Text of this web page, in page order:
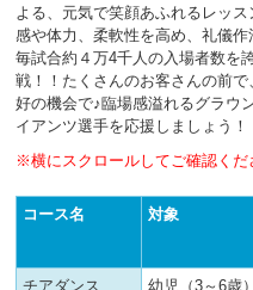
よる、元気で笑顔あふれるレッ
感や体力、柔軟性を高め、礼儀作
毎試合約４万4千人の入場者数を
戦！！たくさんのお客さんの前
好の機会で♪臨場感溢れるグラウ
イアンツ選手を応援しましょう！
※横にスクロールしてご確認くだ
コース名 対象
チアダンス
幼児（3～6歳）